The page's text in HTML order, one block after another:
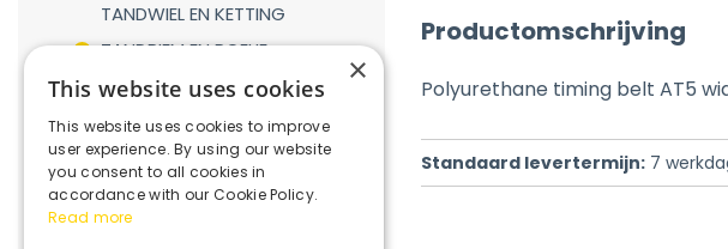
TANDWIEL EN KETTING
TANDRIEM EN POELIE
TANDHEUGEL EN TANDWIEL
LINEAIRE GELEIDINGEN
GASVEREN
KOPPELINGEN
REDUCTIEKASTEN
Productomschrijving
Polyurethane timing belt AT5
Standaard levertermijn: 7
×
This website uses cookies
This website uses cookies to improve
user experience. By using our website
you consent to all cookies in
accordance with our Cookie Policy.
Read more